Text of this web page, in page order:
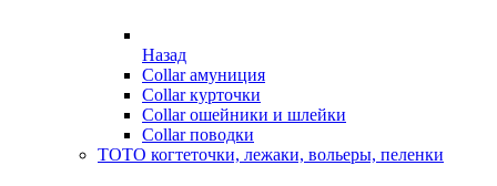
Назад
Collar амуниция
Collar курточки
Collar ошейники и шлейки
Collar поводки
ТОТО когтеточки, лежаки, вольеры, пеленки